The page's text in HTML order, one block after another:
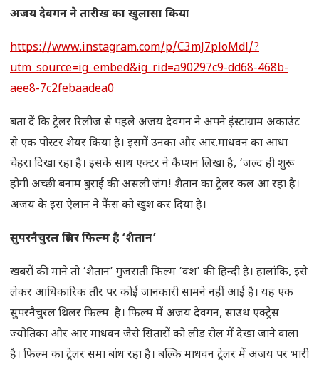
अजय देवगन ने तारीख का खुलासा किया
https://www.instagram.com/p/C3mJ7ploMdl/?
utm_source=ig_embed&ig_rid=a90297c9-dd68-468b-
aee8-7c2febaadea0
बता दें कि ट्रेलर रिलीज से पहले अजय देवगन ने अपने इंस्टाग्राम अकाउंट
से एक पोस्टर शेयर किया है। इसमें उनका और आर.माधवन का आधा
चेहरा दिखा रहा है। इसके साथ एक्टर ने कैप्शन लिखा है, ‘जल्द ही शुरू
होगी अच्छी बनाम बुराई की असली जंग! शैतान का ट्रेलर कल आ रहा है।
अजय के इस ऐलान ने फैंस को खुश कर दिया है।
सुपरनैचुरल थ्रिलर फिल्म है ‘शैतान’
खबरों की माने तो ‘शैतान’ गुजराती फिल्म ‘वश’ की हिन्दी है। हालांकि, इसे
लेकर आधिकारिक तौर पर कोई जानकारी सामने नहीं आई है। यह एक
सुपरनैचुरल थ्रिलर फिल्म है। फिल्म में अजय देवगन, साउथ एक्ट्रेस
ज्योतिका और आर माधवन जैसे सितारों को लीड रोल में देखा जाने वाला
है। फिल्म का ट्रेलर समा बांध रहा है। बल्कि माधवन ट्रेलर मेें अजय पर भारी